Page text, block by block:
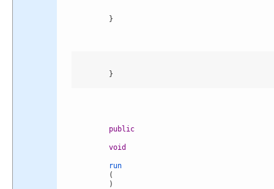
}
}
public
void
run
(
)